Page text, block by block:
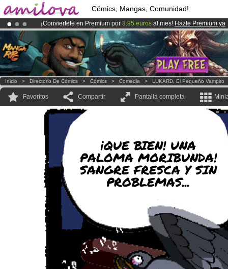
Cómics, Mangas, Comunidad!
¡Conviertete en Premium por 3.95 euros al mes! Hazte Premium ya
¡El Kickstarter Amilova está desormado lanzado!.
¡Ya tenemos 100000miembrosy 1000 Cómics y Mangas!.
Inicio > Directorio De Cómics > Cómics > Comedia > LUKARD, El Pequeño Vampiro
Favoritos Compartir Pantalla completa
¡QUE BIEN! UNA
PALOMA MORIBUNDA!
SANGRE FRESCA Y SIN
PROBLEMAS...